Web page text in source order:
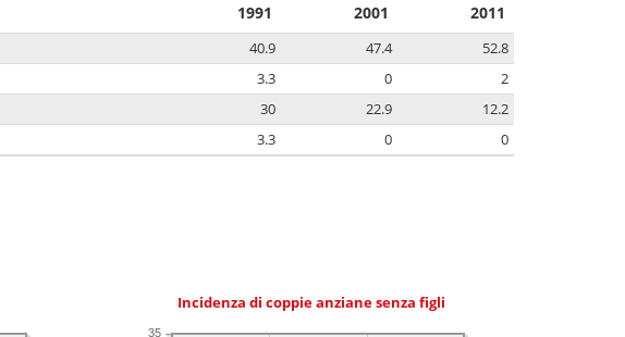
1991 2001 2011
40.9 47.4
52.8
3.3 0
2
30 22.9
12.2
3.3 0 0
Incidenza di coppie anziane senza figli
35